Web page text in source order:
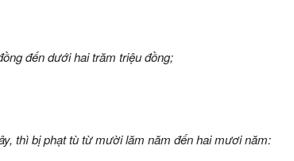
đến dưới hai trăm triệu đồng;
thì bị phạt tù từ mười lăm năm đến hai mươi năm: